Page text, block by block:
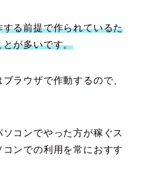
る前提で作られているた
とが多いです。
ラウザで作動するので、
コンでやった方が稼ぐス
ンでの利用を常におすす